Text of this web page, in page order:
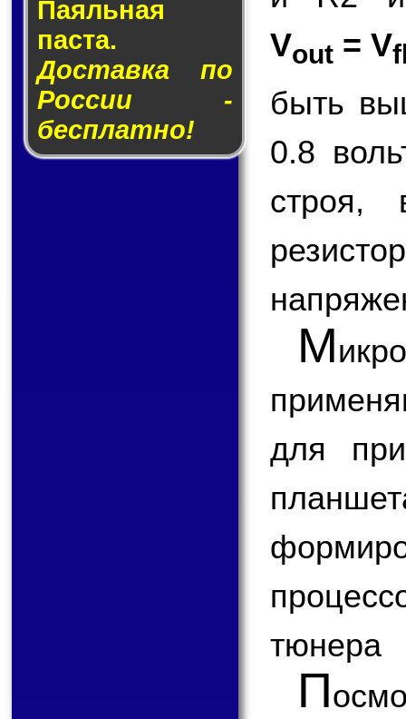
Паяльная
паста.
Доставка по
России -
бесплатно!
Vout = V
быть
0.8
строя,
М
для
тюнера
П